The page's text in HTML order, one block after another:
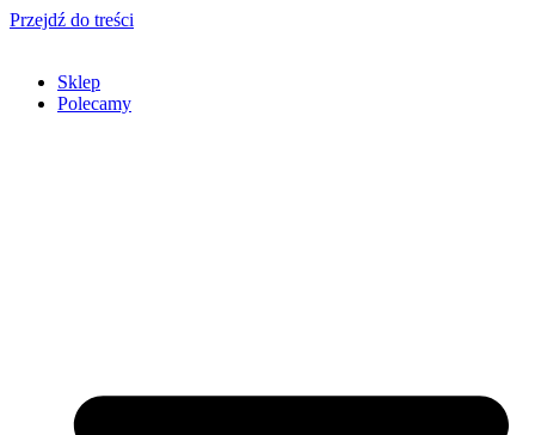
Przejdź do treści
Sklep
Polecamy